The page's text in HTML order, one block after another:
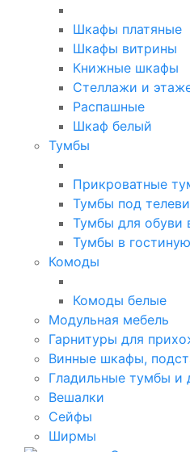
Шкафы платяные
Шкафы витрины
Книжные шкафы
Стеллажи и
Распашные
Шкаф белый
Тумбы
Прикроватные
Тумбы под
Тумбы для обуви
Тумбы в гостиную
Комоды
Комоды белые
Модульная мебель
Гарнитуры для
Винные шкафы,
Гладильные тумбы и
Вешалки
Сейфы
Ширмы